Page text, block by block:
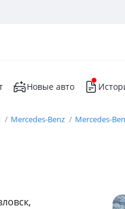
Новые авто
Mercedes-Benz Mercedes-